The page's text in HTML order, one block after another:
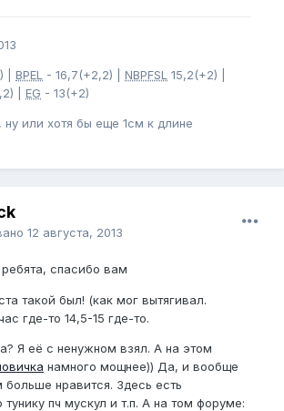
| BPEL - 16,7(+2,2) | NBPFSL 15,2(+2) |
| EG - 13(+2)
ну или хотя бы еще 1см к длине
12 августа, 2013
спасибо вам
такой был! (как мог вытягивал.
где-то 14,5-15 где-то.
Я её с ненужном взял. А на этом
намного мощнее)) Да, и вообще
больше нравится. Здесь есть
тунику пч мускул и т.п. А на том форуме: